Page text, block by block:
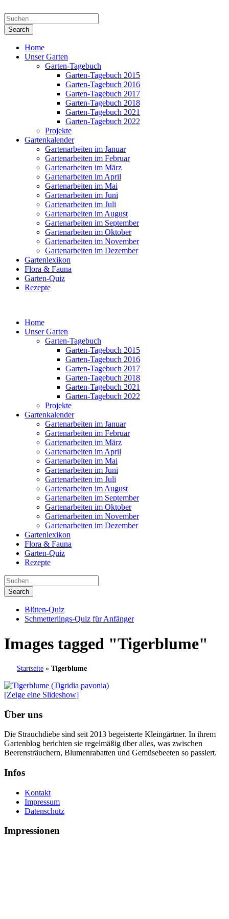
Home
Unser Garten
Garten-Tagebuch
Garten-Tagebuch 2015
Garten-Tagebuch 2016
Garten-Tagebuch 2017
Garten-Tagebuch 2018
Garten-Tagebuch 2021
Garten-Tagebuch 2022
Projekte
Gartenkalender
Gartenarbeiten im Januar
Gartenarbeiten im Februar
Gartenarbeiten im März
Gartenarbeiten im April
Gartenarbeiten im Mai
Gartenarbeiten im Juni
Gartenarbeiten im Juli
Gartenarbeiten im August
Gartenarbeiten im September
Gartenarbeiten im Oktober
Gartenarbeiten im November
Gartenarbeiten im Dezember
Gartenlexikon
Flora & Fauna
Garten-Quiz
Rezepte
Home
Unser Garten
Garten-Tagebuch
Garten-Tagebuch 2015
Garten-Tagebuch 2016
Garten-Tagebuch 2017
Garten-Tagebuch 2018
Garten-Tagebuch 2021
Garten-Tagebuch 2022
Projekte
Gartenkalender
Gartenarbeiten im Januar
Gartenarbeiten im Februar
Gartenarbeiten im März
Gartenarbeiten im April
Gartenarbeiten im Mai
Gartenarbeiten im Juni
Gartenarbeiten im Juli
Gartenarbeiten im August
Gartenarbeiten im September
Gartenarbeiten im Oktober
Gartenarbeiten im November
Gartenarbeiten im Dezember
Gartenlexikon
Flora & Fauna
Garten-Quiz
Rezepte
Blüten-Quiz
Schmetterlings-Quiz für Anfänger
Images tagged "Tigerblume"
Startseite » Tigerblume
[Zeige eine Slideshow]
Über uns
Die Strauchdiebe sind seit 2013 begeisterte Kleingärtner. In ihrem
Gartenblog berichten sie regelmäßig über alles, was zwischen
Beerensträuchern, Blumenrabatten und Gemüsebeeten so passiert.
Infos
Kontakt
Impressum
Datenschutz
Impressionen